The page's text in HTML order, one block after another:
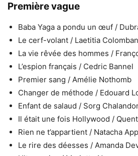
Première vague
Baba Yaga a pondu un œuf /
Le cerf-volant / Laetitia
La vie rêvée des hommes /
L’espion français / Cedric Bannel
Premier sang / Amélie Nothomb
Changer de méthode / Edouard
Enfant de salaud / Sorg
Il était une fois Hollywood /
Rien ne t’appartient / Natacha
Le rire des déesses / Amanda